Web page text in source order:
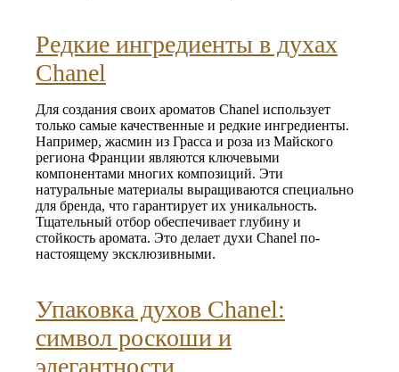
Редкие ингредиенты в духах
Chanel
Для создания своих ароматов Chanel использует
только самые качественные и редкие ингредиенты.
Например, жасмин из Грасса и роза из Майского
региона Франции являются ключевыми
компонентами многих композиций. Эти
натуральные материалы выращиваются специально
для бренда, что гарантирует их уникальность.
Тщательный отбор обеспечивает глубину и
стойкость аромата. Это делает духи Chanel по-
настоящему эксклюзивными.
Упаковка духов Chanel:
символ роскоши и
элегантности